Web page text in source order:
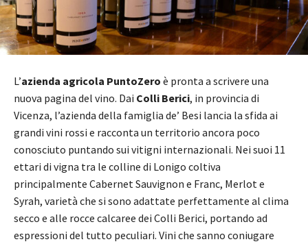
L’azienda agricola PuntoZero è pronta a scrivere una
nuova pagina del vino. Dai Colli Berici, in provincia di
Vicenza, l’azienda della famiglia de’ Besi lancia la sfida ai
grandi vini rossi e racconta un territorio ancora poco
conosciuto puntando sui vitigni internazionali. Nei suoi 11
ettari di vigna tra le colline di Lonigo coltiva
principalmente Cabernet Sauvignon e Franc, Merlot e
Syrah, varietà che si sono adattate perfettamente al clima
secco e alle rocce calcaree dei Colli Berici, portando ad
espressioni del tutto peculiari. Vini che sanno coniugare